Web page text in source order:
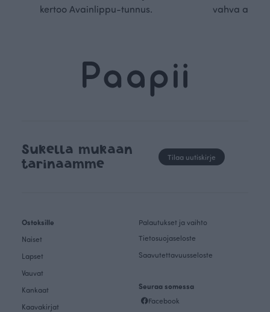
kertoo Avainlippu-tunnus.
vahva
Sukella mukaan
tarinaamme
Tilaa uutiskirje
Ostoksille
Naiset
Lapset
Vauvat
Kankaat
Kaavakirjat
Palautukset ja vaihto
Tietosuojaseloste
Saavutettavuusseloste
Seuraa somessa
Facebook